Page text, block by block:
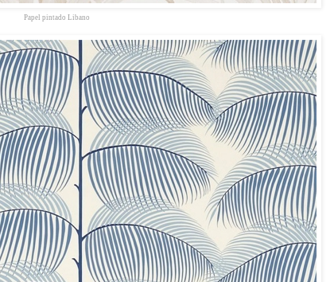
Papel pintado Libano